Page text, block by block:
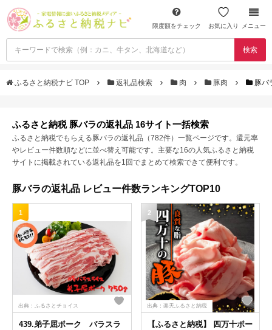
限度額をチェック お気に入り メニュー
検索
ふるさと納税ナビ TOP 返礼品検索 肉 豚肉 豚バ
ふるさと納税 豚バラの返礼品 16サイト一括検索
ふるさと納税でもらえる豚バラの返礼品（782件）一覧ページです。還元率
やレビュー件数順などに並べ替え可能です。主要な16の人気ふるさと納税
サイトに掲載されている返礼品を1回でまとめて検索できて便利です。
豚バラの返礼品 レビュー件数ランキングTOP10
1
出典：ふるさとチョイス
439.弟子屈ポーク バラスラ
2
出典：楽天ふるさと納税
【ふるさと納税】 四万十ポー